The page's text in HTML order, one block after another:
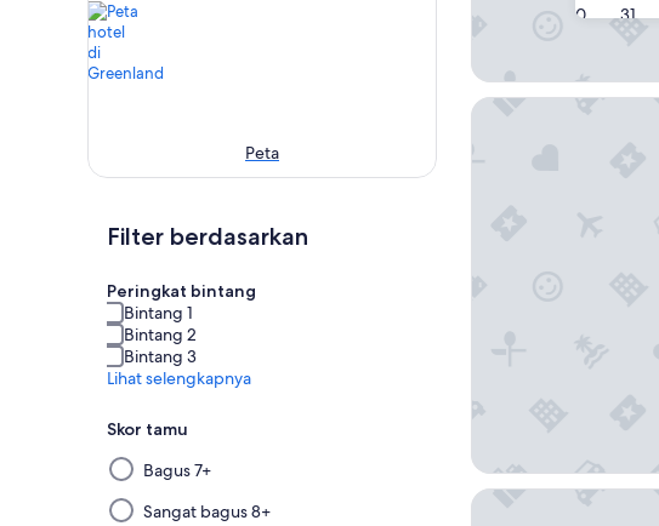
30 31
Peta
Filter berdasarkan
Peringkat bintang
Bintang 1
Bintang 2
Bintang 3
Lihat selengkapnya
Skor tamu
Memilih
dan
menerapkan
Bagus 7+
Sangat bagus 8+
Hotel Hans Egede
Hotel Arctic